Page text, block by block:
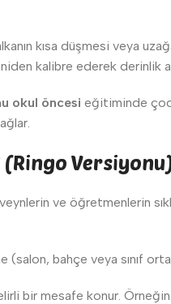
kısa düşmesi veya
kalibre ederek derinlik
okul öncesi eğitiminde
(Ringo
ve öğretmenlerin
bahçe veya sınıf
bir mesafe konur.